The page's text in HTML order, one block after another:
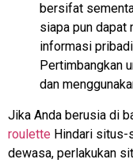
bersifat
siapa pun dapat
informasi
Pertimbangkan
dan
Jika Anda berusia di
roulette Hindari situs-
dewasa, perlakukan